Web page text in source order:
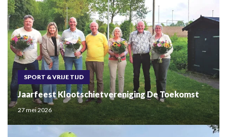
SPORT & VRIJE TIJD
Jaarfeest Klootschietvereniging De Toekomst
27 mei 2026